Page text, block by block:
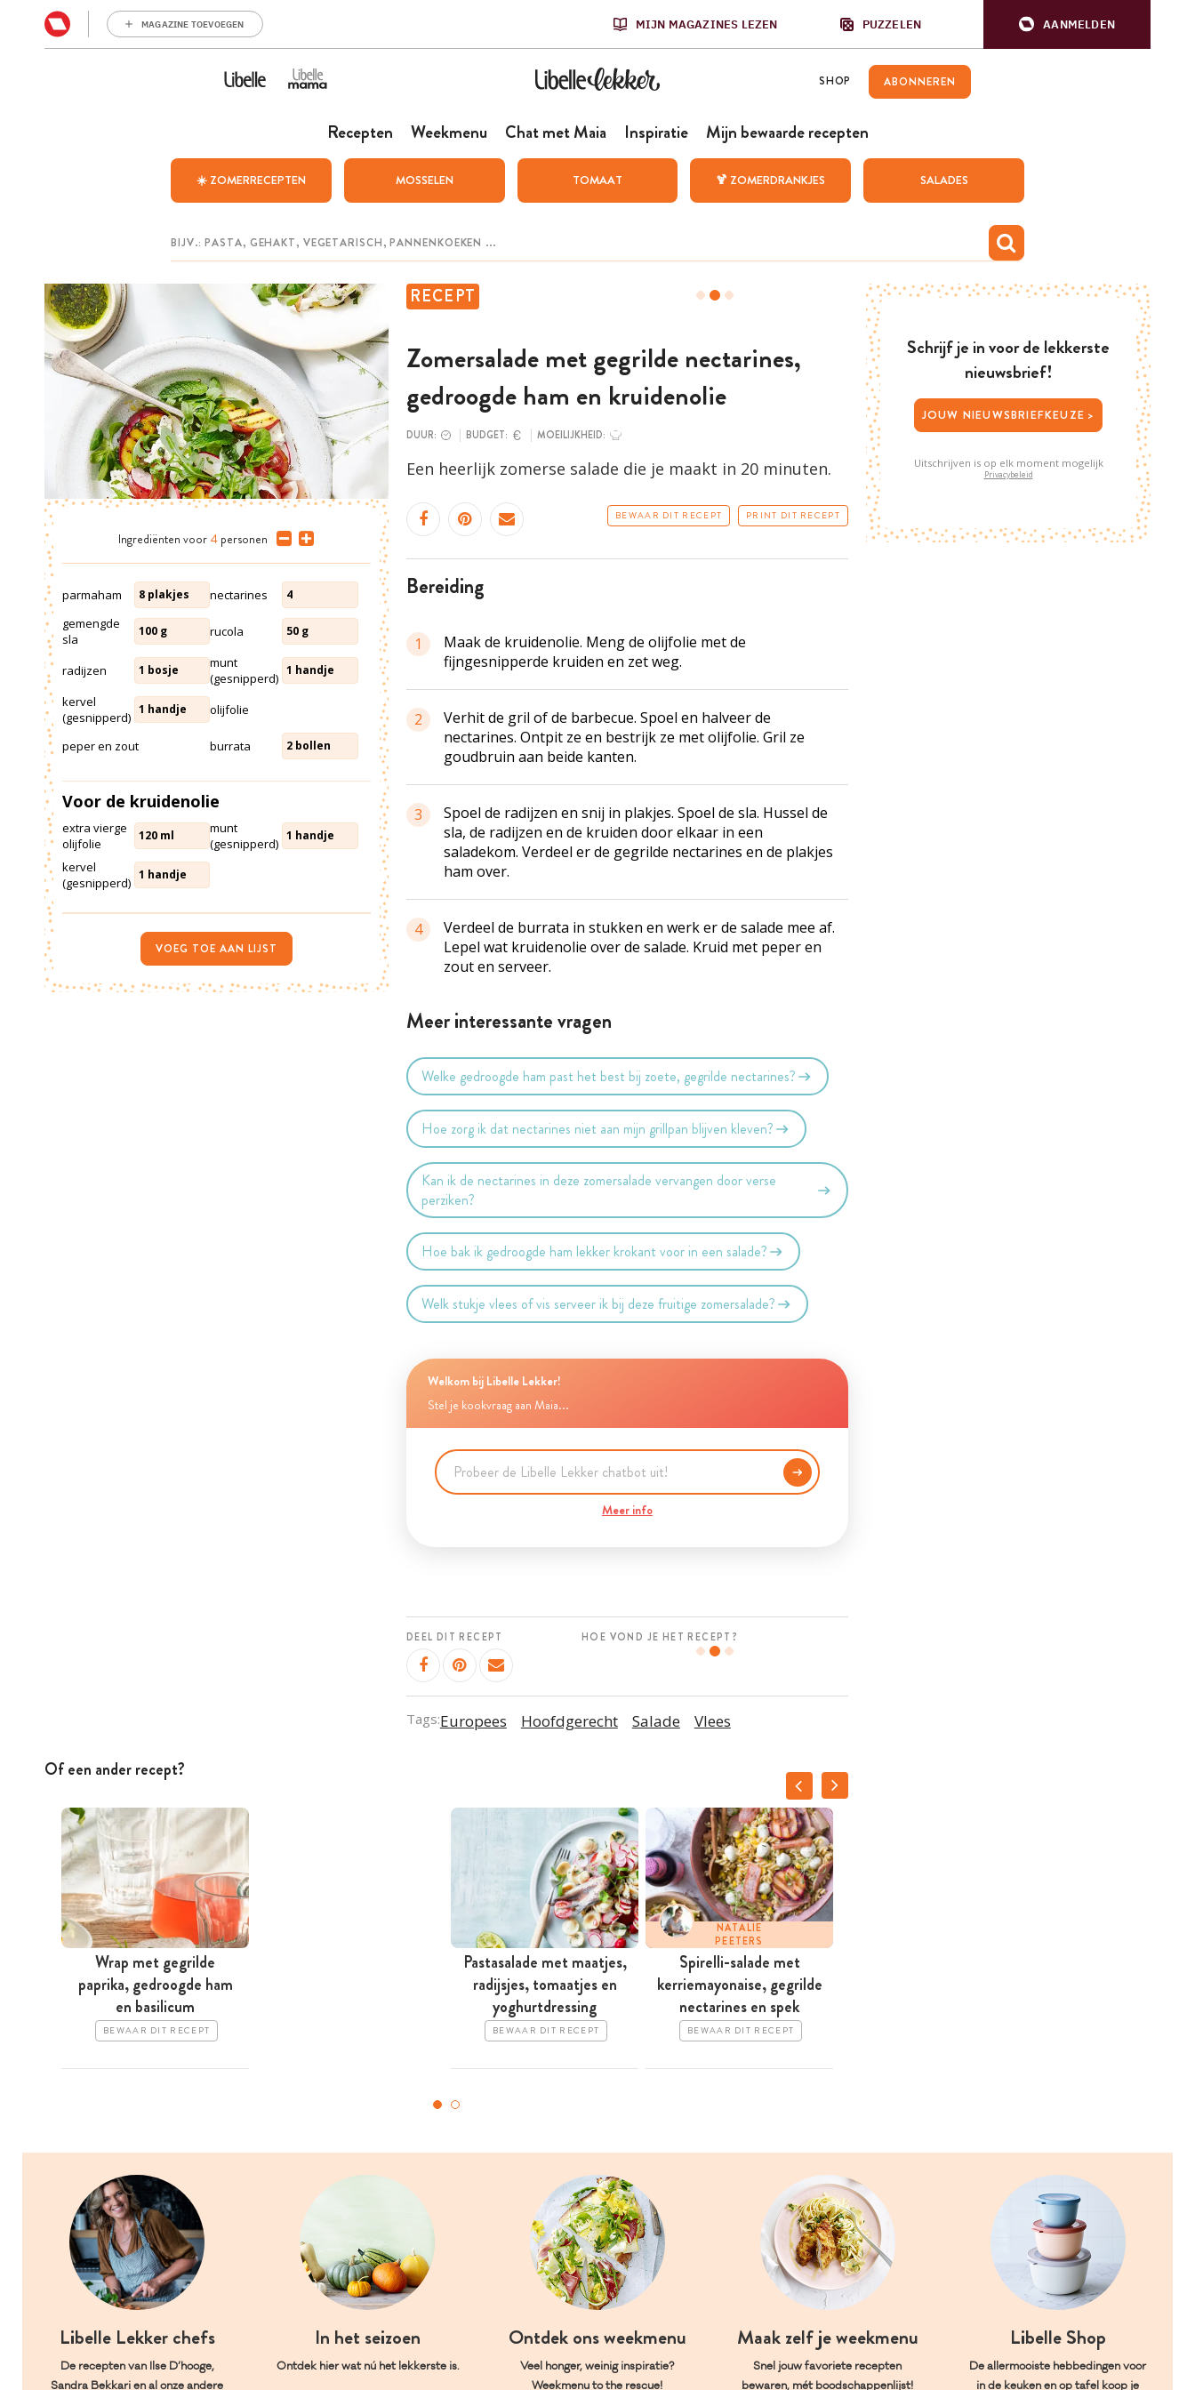
MAGAZINE TOEVOEGEN MIJN MAGAZINES LEZEN PUZZELEN AANMELDEN
SHOP ABONNEREN
Recepten Weekmenu Chat met Maia Inspiratie Mijn bewaarde recepten
☀️ ZOMERRECEPTEN MOSSELEN TOMAAT 🍹 ZOMERDRANKJES SALADES
RECEPT
Zomersalade met gegrilde nectarines,
gedroogde ham en kruidenolie
DUUR: BUDGET: MOEILIJKHEID:
Een heerlijk zomerse salade die je maakt in 20 minuten.
BEWAAR DIT RECEPT PRINT DIT RECEPT
bereiding
1
Maak de kruidenolie. Meng de olijfolie met de
fijngesnipperde kruiden en zet weg.
2
Verhit de gril of de barbecue. Spoel en halveer de
nectarines. Ontpit ze en bestrijk ze met olijfolie. Gril ze
goudbruin aan beide kanten.
3
Spoel de radijzen en snij in plakjes. Spoel de sla. Hussel de
sla, de radijzen en de kruiden door elkaar in een
saladekom. Verdeel er de gegrilde nectarines en de plakjes
ham over.
4
Verdeel de burrata in stukken en werk er de salade mee af.
Lepel wat kruidenolie over de salade. Kruid met peper en
zout en serveer.
Meer interessante vragen
Welke gedroogde ham past het best bij zoete, gegrilde nectarines?
Hoe zorg ik dat nectarines niet aan mijn grillpan blijven kleven?
Kan ik de nectarines in deze zomersalade vervangen door verse
perziken?
Hoe bak ik gedroogde ham lekker krokant voor in een salade?
Welk stukje vlees of vis serveer ik bij deze fruitige zomersalade?
Welkom bij Libelle Lekker!
Stel je kookvraag aan Maia...
Meer info
DEEL DIT RECEPT HOE VOND JE HET RECEPT?
Tags:Europees Hoofdgerecht Salade Vlees
Ingrediënten voor 4 personen
parmaham 8 plakjes nectarines 4
gemengde
sla
100 g rucola 50 g
radijzen 1 bosje
munt
(gesnipperd) 1 handje
kervel
(gesnipperd) 1 handje olijfolie
peper en zout burrata 2 bollen
Voor de kruidenolie
extra vierge
olijfolie
120 ml
munt
(gesnipperd) 1 handje
kervel
(gesnipperd) 1 handje
VOEG TOE AAN LIJST
Of een ander recept?
Wrap met gegrilde
paprika, gedroogde ham
en basilicum
BEWAAR DIT RECEPT
Pastasalade met maatjes,
radijsjes, tomaatjes en
yoghurtdressing
BEWAAR DIT RECEPT
NATALIE
PEETERS
Spirelli-salade met
kerriemayonaise, gegrilde
nectarines en spek
BEWAAR DIT RECEPT
Schrijf je in voor de lekkerste
nieuwsbrief!
JOUW NIEUWSBRIEFKEUZE >
Uitschrijven is op elk moment mogelijk
Privacybeleid
Libelle Lekker chefs
De recepten van Ilse D’hooge,
Sandra Bekkari en al onze andere
In het seizoen
Ontdek hier wat nú het lekkerste is.
Ontdek ons weekmenu
Veel honger, weinig inspiratie?
Weekmenu to the rescue!
Maak zelf je weekmenu
Snel jouw favoriete recepten
bewaren, mét boodschappenlijst!
Libelle Shop
De allermooiste hebbedingen voor
in de keuken en op tafel koop je